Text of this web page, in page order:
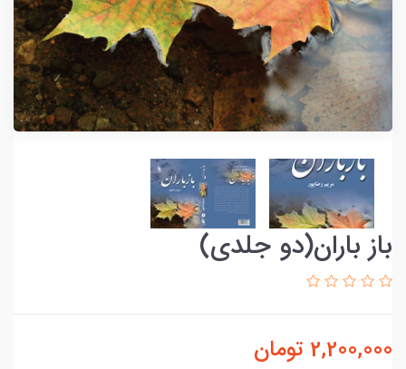
باز باران(دو جلدی)
2,200,000 تومان